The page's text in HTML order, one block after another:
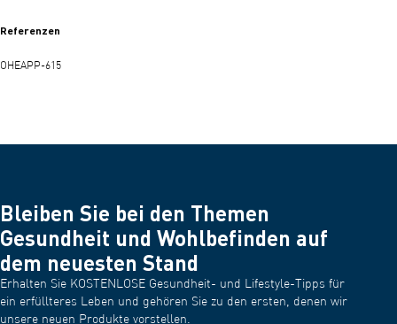
Referenzen
OHEAPP-615
Bleiben Sie bei den Themen
Gesundheit und Wohlbefinden auf
dem neuesten Stand
Erhalten Sie KOSTENLOSE Gesundheit- und Lifestyle-Tipps für
ein erfüllteres Leben und gehören Sie zu den ersten, denen wir
unsere neuen Produkte vorstellen.